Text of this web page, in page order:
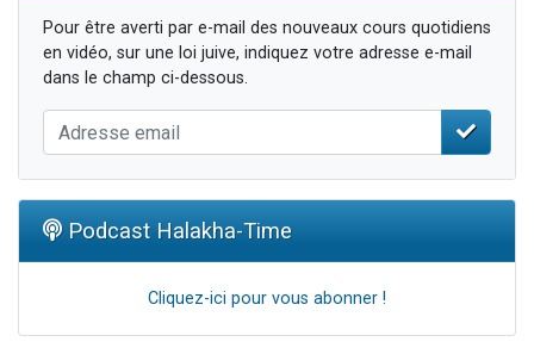
Pour être averti par e-mail des nouveaux cours quotidiens
en vidéo, sur une loi juive, indiquez votre adresse e-mail
dans le champ ci-dessous.
Podcast Halakha-Time
Cliquez-ici pour vous abonner !